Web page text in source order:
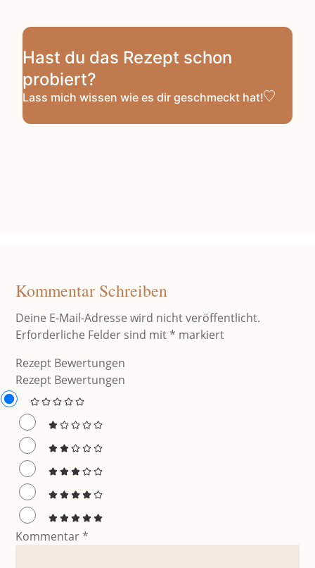
Hast du das Rezept schon
probiert?
Lass mich wissen wie es dir geschmeckt hat!
Kommentar Schreiben
Deine E-Mail-Adresse wird nicht veröffentlicht.
Erforderliche Felder sind mit* markiert
Rezept Bewertungen
Rezept Bewertungen
Kommentar*